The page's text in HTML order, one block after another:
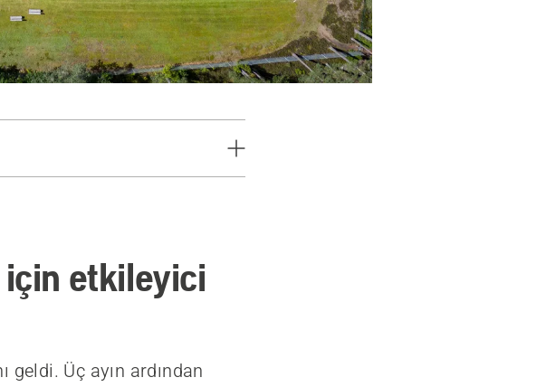
etkileyici
geldi. Üç ayın ardından